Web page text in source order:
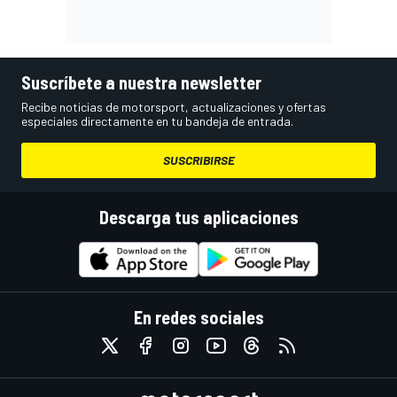
Suscríbete a nuestra newsletter
Recibe noticias de motorsport, actualizaciones y ofertas
especiales directamente en tu bandeja de entrada.
SUSCRIBIRSE
Descarga tus aplicaciones
En redes sociales